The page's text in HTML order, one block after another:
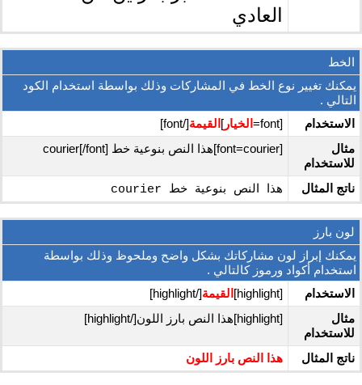
العادي
الخط
يمكنك تغيير نوع الخط في المشاركات وذلك بواسطة استخدام الكود
التالي .
الاستخدام
[font= الخيار ] القيمة[/font]
مثال
للاستخدام
[font=courier]هذا النص بنوعية خط courier[/font]
ناتج المثال هذا النص بنوعية خط courier
لون بارز
يمكنك إبراز لون مشاركاتك بشكل واضح وملحوظ وذلك بواسطة
استخدام أكواد ورموز كالتالي .
الاستخدام
[highlight] القيمة[/highlight]
مثال
للاستخدام
[highlight]هذا النص بارز اللون[/highlight]
ناتج المثال هذا النص بارز اللون